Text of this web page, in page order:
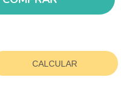
CALCULAR